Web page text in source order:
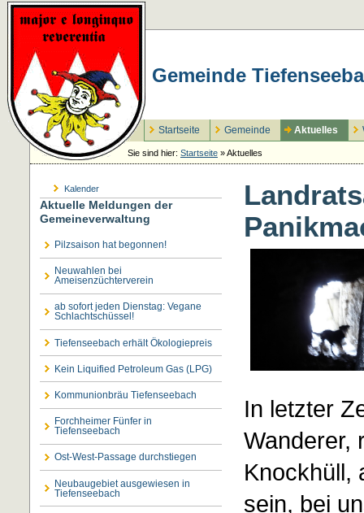
Gemeinde
Startseite Gemeinde Aktuelles
Sie sind hier: Startseite »Aktuelles
Kalender
Aktuelle Meldungen der
Gemeineverwaltung
Pilzsaison hat begonnen!
Neuwahlen bei
Ameisenzüchterverein
ab sofort jeden Dienstag: Vegane
Schlachtschüssel!
Tiefenseebach erhält Ökologiepreis
Kein Liquified Petroleum Gas (LPG)
Kommunionbräu Tiefenseebach
Forchheimer Fünfer in
Tiefenseebach
Ost-West-Passage durchstiegen
Neubaugebiet ausgewiesen in
Tiefenseebach
In letzter
Wanderer,
Knockhüll,
sein, bei